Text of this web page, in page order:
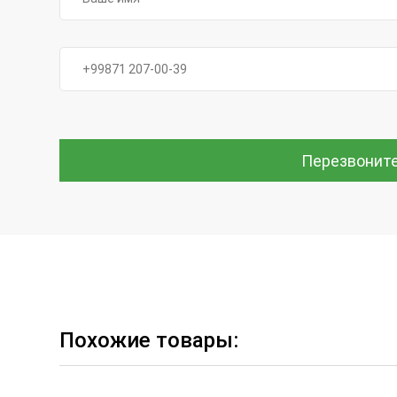
Похожие товары: